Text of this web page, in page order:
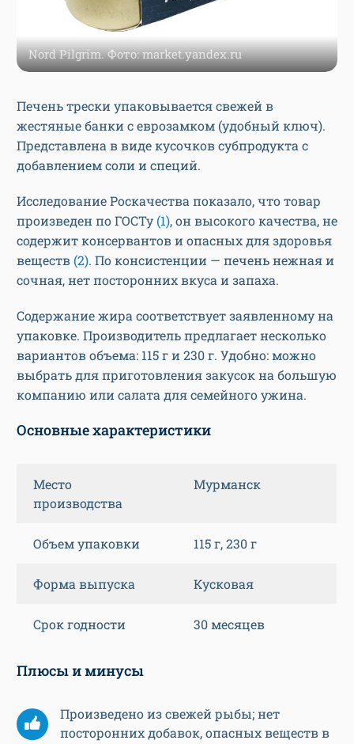
Nord Pilgrim. Фото: market.yandex.ru
Печень трески упаковывается свежей в
жестяные банки с еврозамком (удобный ключ).
Представлена в виде кусочков субпродукта с
добавлением соли и специй.
Исследование Роскачества показало, что товар
произведен по ГОСТу (1), он высокого качества, не
содержит консервантов и опасных для здоровья
веществ (2). По консистенции — печень нежная и
сочная, нет посторонних вкуса и запаха.
Содержание жира соответствует заявленному на
упаковке. Производитель предлагает несколько
вариантов объема: 115 г и 230 г. Удобно: можно
выбрать для приготовления закусок на большую
компанию или салата для семейного ужина.
Основные характеристики
Место
производства
Мурманск
Объем упаковки 115 г, 230 г
Форма выпуска Кусковая
Срок годности 30 месяцев
Плюсы и минусы
Произведено из свежей рыбы; нет
посторонних добавок, опасных веществ в